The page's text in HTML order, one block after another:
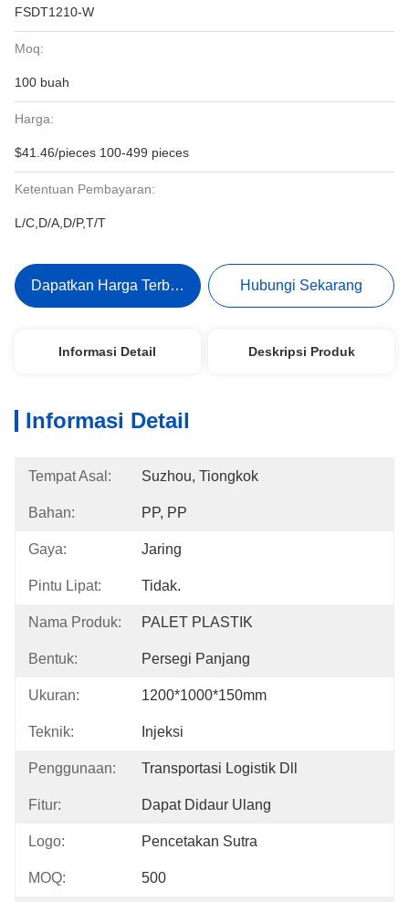
FSDT1210-W
Moq:
100 buah
Harga:
$41.46/pieces 100-499 pieces
Ketentuan Pembayaran:
L/C,D/A,D/P,T/T
Dapatkan Harga Terbaik Hubungi Sekarang
Informasi Detail Deskripsi Produk
Informasi Detail
Tempat Asal: Suzhou, Tiongkok
Bahan: PP, PP
Gaya: Jaring
Pintu Lipat: Tidak.
Nama Produk: PALET PLASTIK
Bentuk: Persegi Panjang
Ukuran: 1200*1000*150mm
Teknik: Injeksi
Penggunaan: Transportasi Logistik Dll
Fitur: Dapat Didaur Ulang
Logo: Pencetakan Sutra
MOQ: 500